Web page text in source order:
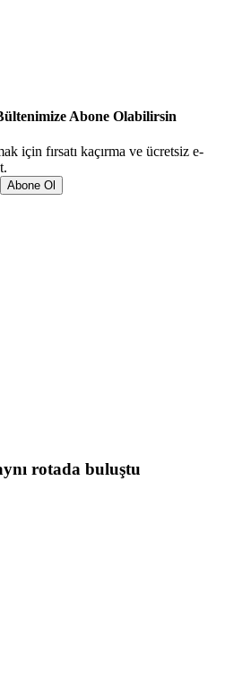
Abone Olabilirsin
için fırsatı kaçırma ve ücretsiz e-
Abone Ol
rotada buluştu